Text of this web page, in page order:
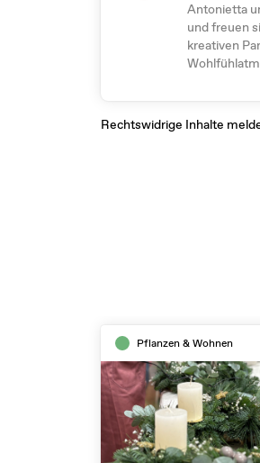
Antonietta
und freuen
kreativen
Rechtswidrige Inhalte
Pflanzen & Wohnen